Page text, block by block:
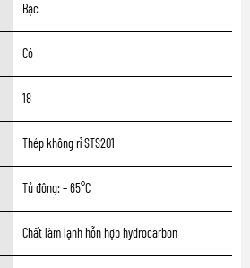
Bạc
Có
18
Thép không rỉ STS201
Tủ đông: – 65°C
Chất làm lạnh hỗn hợp hydrocarbon